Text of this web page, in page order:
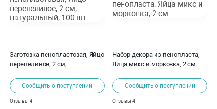
Заготовка пенопластовая, Яйцо
перепелиное, 2 см,
Сообщить о поступлении
Отзывы 4
Набор декора из пенопласта,
Яйца микс и морковка, 2 см
Сообщить о поступлении
Отзывы4